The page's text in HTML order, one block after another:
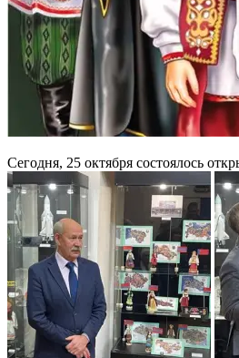
Сегодня, 25 октября состоялось